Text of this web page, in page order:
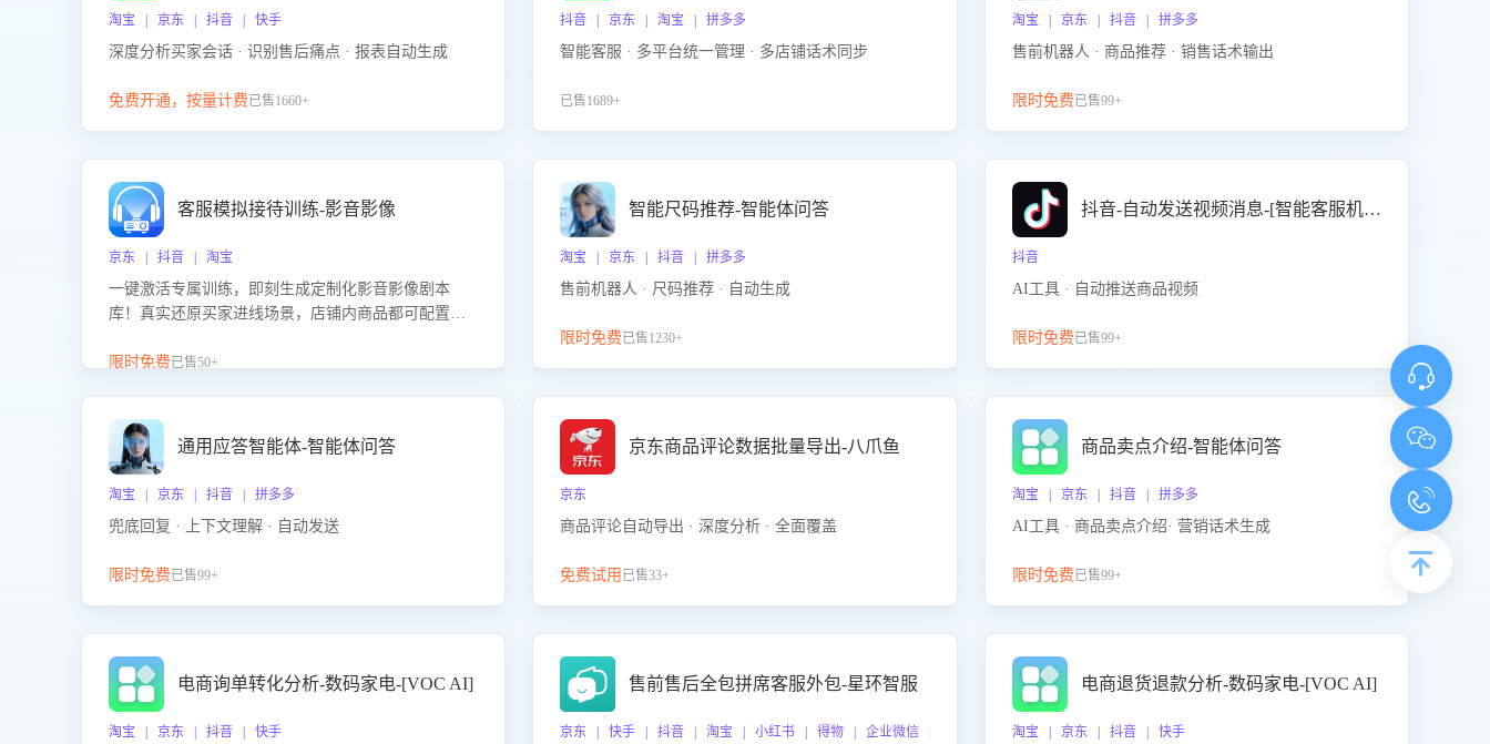
淘宝 | 京东 | 抖音 | 快手
深度分析买家会话 · 识别售后痛点 · 报表自动生成
免费开通，按量计费已售1660+
抖音 | 京东 | 淘宝 | 拼多多
智能客服 · 多平台统一管理 · 多店铺话术同步
已售1689+
淘宝 | 京东 | 抖音 | 拼多多
售前机器人 · 商品推荐 · 销售话术输出
限时免费已售99+
客服模拟接待训练-影音影像
京东 | 抖音 | 淘宝
一键激活专属训练，即刻生成定制化影音影像剧本
库！真实还原买家进线场景，店铺内商品都可配置到
升客服售前转化率。点击 “立即开通”，快速获取影音
限时免费已售50+
智能尺码推荐-智能体问答
淘宝 | 京东 | 抖音 | 拼多多
售前机器人 · 尺码推荐 · 自动生成
限时免费已售1230+
抖音-自动发送视频消息-[智能客服机器人]
抖音
AI工具 · 自动推送商品视频
限时免费已售99+
通用应答智能体-智能体问答
淘宝 | 京东 | 抖音 | 拼多多
兜底回复 · 上下文理解 · 自动发送
限时免费已售99+
京东商品评论数据批量导出-八爪鱼
京东
商品评论自动导出 · 深度分析 · 全面覆盖
免费试用 已售33+
商品卖点介绍-智能体问答
淘宝 | 京东 | 抖音 | 拼多多
AI工具 · 商品卖点介绍· 营销话术生成
限时免费已售99+
电商询单转化分析-数码家电-[VOC AI]
淘宝 | 京东 | 抖音 | 快手
售前售后全包拼席客服外包-星环智服
京东 | 快手 | 抖音 | 淘宝 | 小红书 | 得物 | 企业微信 | 跨平台
电商退货退款分析-数码家电-[VOC AI]
淘宝 | 京东 | 抖音 | 快手